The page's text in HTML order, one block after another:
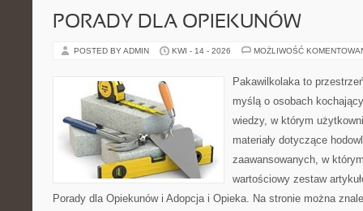
PORADY DLA OPIEKUNÓW
POSTED BY ADMIN KWI - 14 - 2026 MOŻLIWOŚĆ
Pakawilkolaka to
myślą o osobach
wiedzy, w którym
materiały dotyczące
zaawansowanych, w
wartościowy zestaw
Porady dla Opiekunów i Adopcja i Opieka. Na stronie można